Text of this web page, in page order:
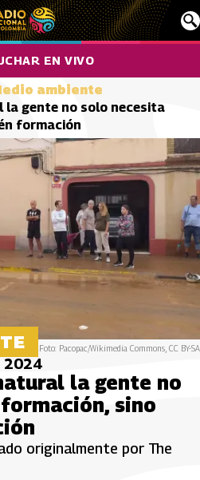
EN VIVO
ambiente
gente no solo necesita
formación
Foto: Pacopac/Wikimedia Commons, CC BY-SA
2024
la gente no
sino
originalmente por The